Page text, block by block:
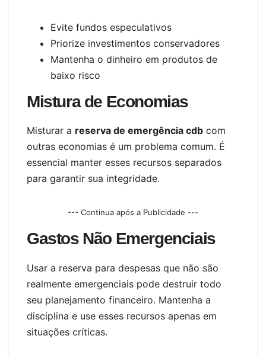
Evite fundos especulativos
Priorize investimentos conservadores
Mantenha o dinheiro em produtos de
baixo risco
Mistura de Economias
Misturar a reserva de emergência cdb com
outras economias é um problema comum. É
essencial manter esses recursos separados
para garantir sua integridade.
--- Continua após a Publicidade ---
Gastos Não Emergenciais
Usar a reserva para despesas que não são
realmente emergenciais pode destruir todo
seu planejamento financeiro. Mantenha a
disciplina e use esses recursos apenas em
situações críticas.